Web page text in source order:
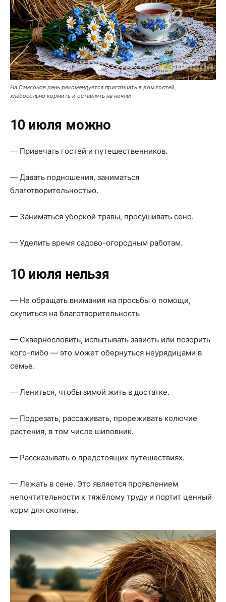
На Самсонов день рекомендуется приглашать в дом гостей,
хлебосольно кормить и оставлять на ночлег
10 июля можно
— Привечать гостей и путешественников.
— Давать подношения, заниматься
благотворительностью.
— Заниматься уборкой травы, просушивать сено.
— Уделить время садово-огородным работам.
10 июля нельзя
— Не обращать внимания на просьбы о помощи,
скупиться на благотворительность
— Сквернословить, испытывать зависть или позорить
кого-либо — это может обернуться неурядицами в
семье.
— Лениться, чтобы зимой жить в достатке.
— Подрезать, рассаживать, прореживать колючие
растения, в том числе шиповник.
— Рассказывать о предстоящих путешествиях.
— Лежать в сене. Это является проявлением
непочтительности к тяжёлому труду и портит ценный
корм для скотины.